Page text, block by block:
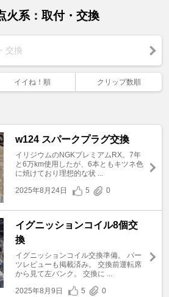
火系：取付・交換
交換
イイね！順 クリップ数順
w124 スパークプラグ交換
イリジウムのNGKプレミアムRX。7年
と6万km使用したが、6本ともキツネ色
に焼けており理想的な状 ...
2025年8月24日
5 0
イグニッションコイル8個交
換
イグニッションコイル交換準備。 パー
ツレビューも掲載済み。 交換前運転席
から見て左バンク。 交換に ...
2025年8月9日
5 0